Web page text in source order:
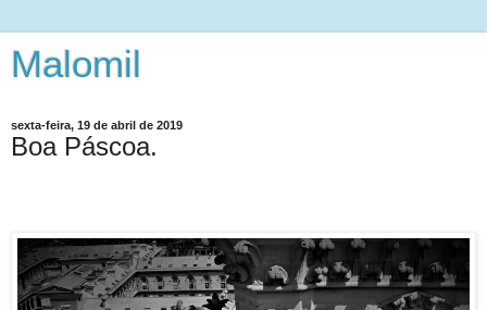
Malomil
sexta-feira, 19 de abril de 2019
Boa Páscoa.